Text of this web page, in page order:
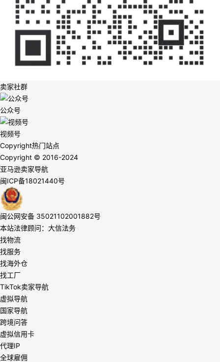
卖家社群
公众号
视频号
Copyright热门站点
Copyright © 2016-2024
亚马逊卖家导航
闽ICP备18021440号
闽公网安备 35021102001882号
本站法律顾问：大信法务
找物流
找服务
找海外仓
找工厂
TikTok卖家导航
虚拟导航
国家导航
跨境问答
虚拟信用卡
代理IP
全球雇佣